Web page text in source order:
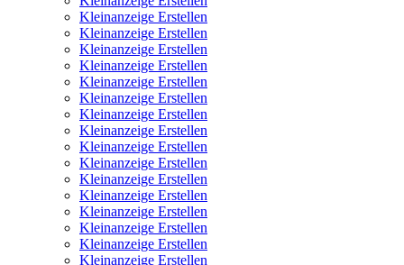
Kleinanzeige Erstellen
Kleinanzeige Erstellen
Kleinanzeige Erstellen
Kleinanzeige Erstellen
Kleinanzeige Erstellen
Kleinanzeige Erstellen
Kleinanzeige Erstellen
Kleinanzeige Erstellen
Kleinanzeige Erstellen
Kleinanzeige Erstellen
Kleinanzeige Erstellen
Kleinanzeige Erstellen
Kleinanzeige Erstellen
Kleinanzeige Erstellen
Kleinanzeige Erstellen
Kleinanzeige Erstellen